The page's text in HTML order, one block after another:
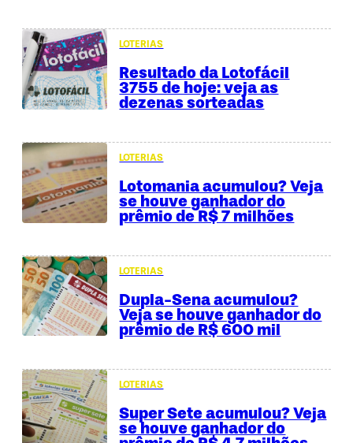
LOTERIAS
Resultado da Lotofácil
3755 de hoje: veja as
dezenas sorteadas
LOTERIAS
Lotomania acumulou? Veja
se houve ganhador do
prêmio de R$ 7 milhões
LOTERIAS
Dupla-Sena acumulou?
Veja se houve ganhador do
prêmio de R$ 600 mil
LOTERIAS
Super Sete acumulou? Veja
se houve ganhador do